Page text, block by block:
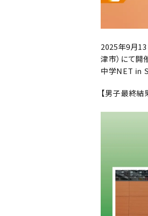
2025年9月13
津市） にて開
中学NET in
【男子最終結